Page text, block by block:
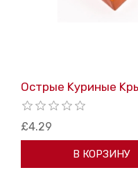
Острые Kуриные
£4.29
В КОРЗИНУ